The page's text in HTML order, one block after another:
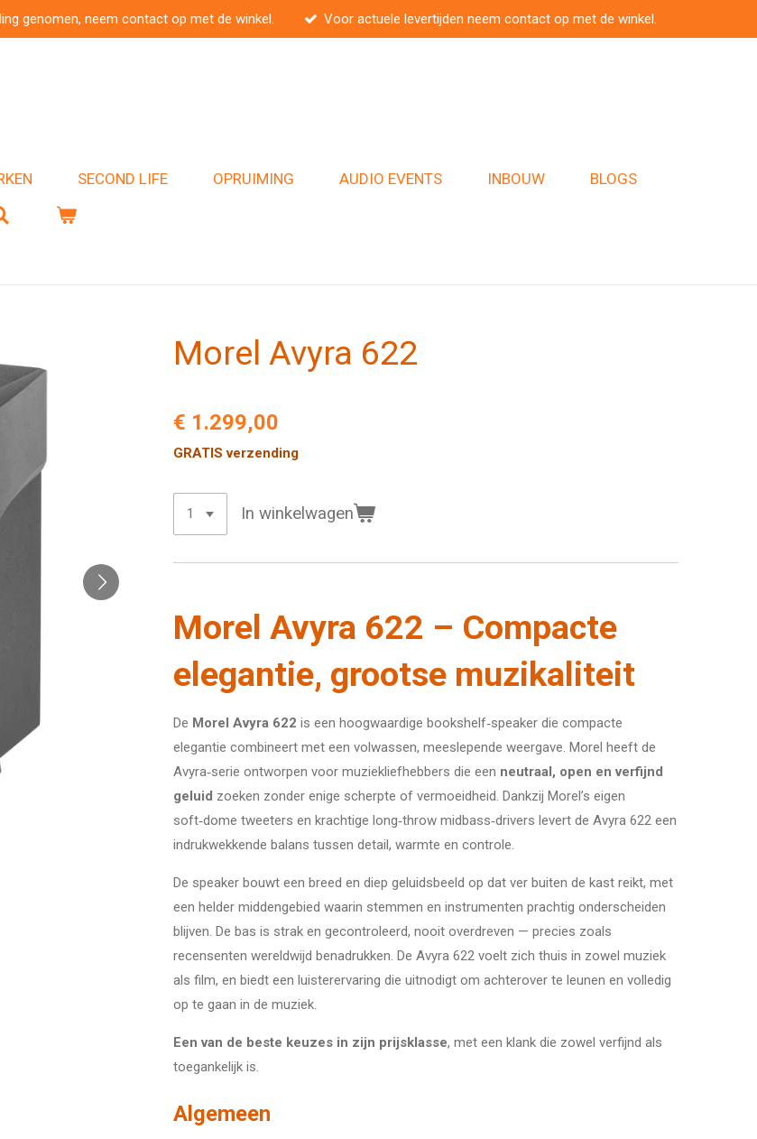
genomen, neem contact op met de winkel. Voor actuele levertijden neem contact op met de winkel.
SECOND LIFE OPRUIMING AUDIO EVENTS INBOUW BLOGS
Morel Avyra 622
€ 1.299,00
GRATIS verzending
In winkelwagen
Morel Avyra 622 – Compacte
elegantie, grootse muzikaliteit
De Morel Avyra 622 is een hoogwaardige bookshelf‑speaker die compacte
elegantie combineert met een volwassen, meeslepende weergave. Morel heeft de
Avyra‑serie ontworpen voor muziekliefhebbers die een neutraal, open en verfijnd
geluid zoeken zonder enige scherpte of vermoeidheid. Dankzij Morel’s eigen
soft‑dome tweeters en krachtige long‑throw midbass‑drivers levert de Avyra 622 een
indrukwekkende balans tussen detail, warmte en controle.
De speaker bouwt een breed en diep geluidsbeeld op dat ver buiten de kast reikt, met
een helder middengebied waarin stemmen en instrumenten prachtig onderscheiden
blijven. De bas is strak en gecontroleerd, nooit overdreven — precies zoals
recensenten wereldwijd benadrukken. De Avyra 622 voelt zich thuis in zowel muziek
als film, en biedt een luisterervaring die uitnodigt om achterover te leunen en volledig
op te gaan in de muziek.
Een van de beste keuzes in zijn prijsklasse, met een klank die zowel verfijnd als
toegankelijk is.
Algemeen